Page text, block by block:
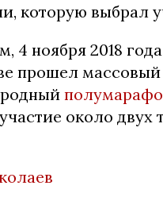
которую выбрал
4 ноября 2018
прошел массовый
около двух